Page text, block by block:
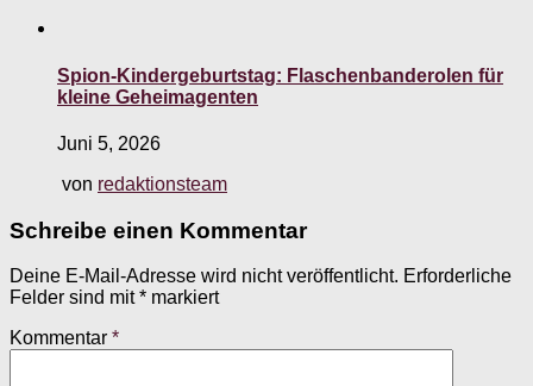
Spion-Kindergeburtstag: Flaschenbanderolen für
kleine Geheimagenten
Juni 5, 2026
von redaktionsteam
Schreibe einen Kommentar
Deine E-Mail-Adresse wird nicht veröffentlicht. Erforderliche
Felder sind mit* markiert
Kommentar *